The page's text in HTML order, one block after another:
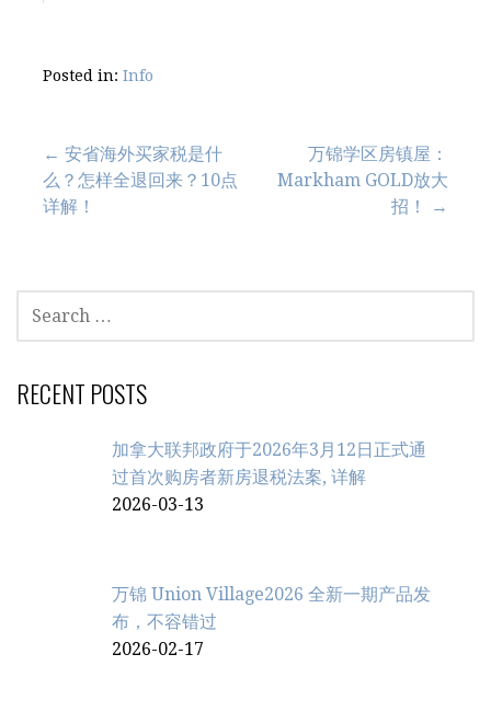
Posted in: Info
Post
navigation
← 安省海外买家税是什
么？怎样全退回来？10点
详解！
万锦学区房镇屋：
Markham GOLD放大
招！ →
SEARCH
FOR:
RECENT POSTS
加拿大联邦政府于2026年3月12日正式通
过首次购房者新房退税法案, 详解
2026-03-13
万锦 Union Village2026 全新一期产品发
布，不容错过
2026-02-17